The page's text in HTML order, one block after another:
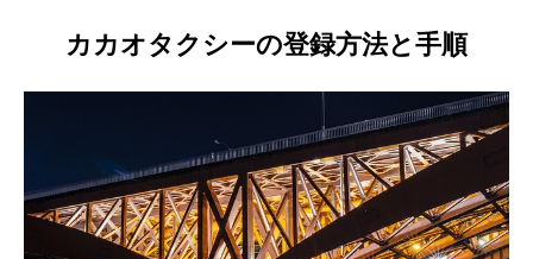
カカオタクシーの登録方法と手順